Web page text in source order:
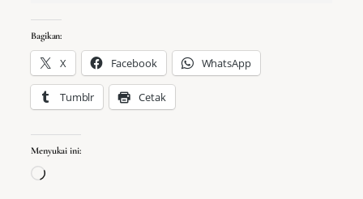
Bagikan:
X Facebook WhatsApp
Tumblr Cetak
Menyukai ini:
Memuat...